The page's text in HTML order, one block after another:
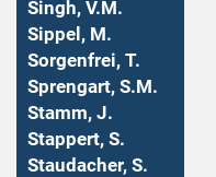
Singh, V.M.
Sippel, M.
Sorgenfrei, T.
Sprengart, S.M.
Stamm, J.
Stappert, S.
Staudacher, S.